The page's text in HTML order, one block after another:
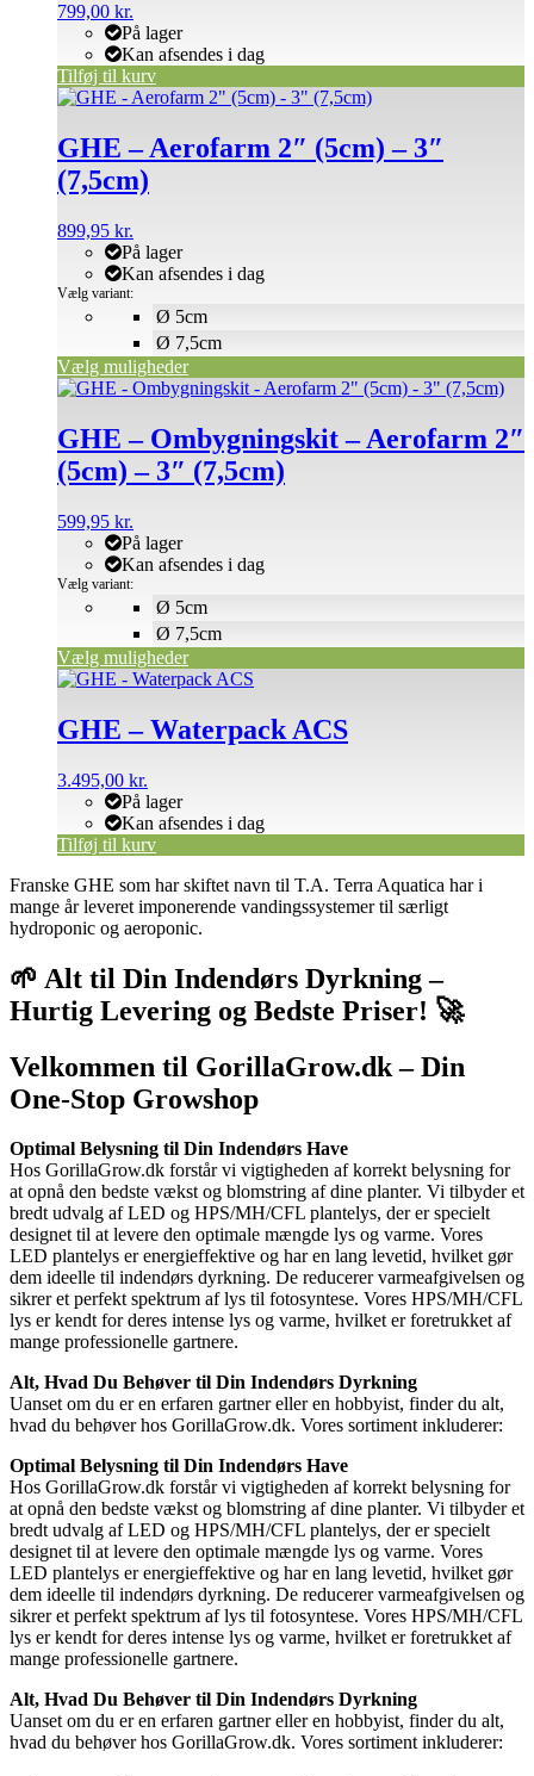
799,00 kr.
På lager
Kan afsendes i dag
Tilføj til kurv
GHE – Aerofarm 2″ (5cm) – 3″
(7,5cm)
899,95 kr.
På lager
Kan afsendes i dag
Vælg variant:
Vælg muligheder
Dette
har
flere
varianter.
kan
vælges
varesiden
Ø 5cm
Ø 7,5cm
GHE – Ombygningskit – Aerofarm 2″
(5cm) – 3″ (7,5cm)
599,95 kr.
På lager
Kan afsendes i dag
Vælg variant:
Vælg muligheder
Dette
har
flere
varianter.
kan
vælges
varesiden
Ø 5cm
Ø 7,5cm
GHE – Waterpack ACS
3.495,00 kr.
På lager
Kan afsendes i dag
Tilføj til kurv
Franske GHE som har skiftet navn til T.A. Terra Aquatica har i
mange år leveret imponerende vandingssystemer til særligt
hydroponic og aeroponic.
🌱 Alt til Din Indendørs Dyrkning –
Hurtig Levering og Bedste Priser! 🚀
Velkommen til GorillaGrow.dk – Din
One-Stop Growshop
Optimal Belysning til Din Indendørs Have
Hos GorillaGrow.dk forstår vi vigtigheden af korrekt belysning for
at opnå den bedste vækst og blomstring af dine planter. Vi tilbyder et
bredt udvalg af LED og HPS/MH/CFL plantelys, der er specielt
designet til at levere den optimale mængde lys og varme. Vores
LED plantelys er energieffektive og har en lang levetid, hvilket gør
dem ideelle til indendørs dyrkning. De reducerer varmeafgivelsen og
sikrer et perfekt spektrum af lys til fotosyntese. Vores HPS/MH/CFL
lys er kendt for deres intense lys og varme, hvilket er foretrukket af
mange professionelle gartnere.
Alt, Hvad Du Behøver til Din Indendørs Dyrkning
Uanset om du er en erfaren gartner eller en hobbyist, finder du alt,
hvad du behøver hos GorillaGrow.dk. Vores sortiment inkluderer:
Optimal Belysning til Din Indendørs Have
Hos GorillaGrow.dk forstår vi vigtigheden af korrekt belysning for
at opnå den bedste vækst og blomstring af dine planter. Vi tilbyder et
bredt udvalg af LED og HPS/MH/CFL plantelys, der er specielt
designet til at levere den optimale mængde lys og varme. Vores
LED plantelys er energieffektive og har en lang levetid, hvilket gør
dem ideelle til indendørs dyrkning. De reducerer varmeafgivelsen og
sikrer et perfekt spektrum af lys til fotosyntese. Vores HPS/MH/CFL
lys er kendt for deres intense lys og varme, hvilket er foretrukket af
mange professionelle gartnere.
Alt, Hvad Du Behøver til Din Indendørs Dyrkning
Uanset om du er en erfaren gartner eller en hobbyist, finder du alt,
hvad du behøver hos GorillaGrow.dk. Vores sortiment inkluderer: